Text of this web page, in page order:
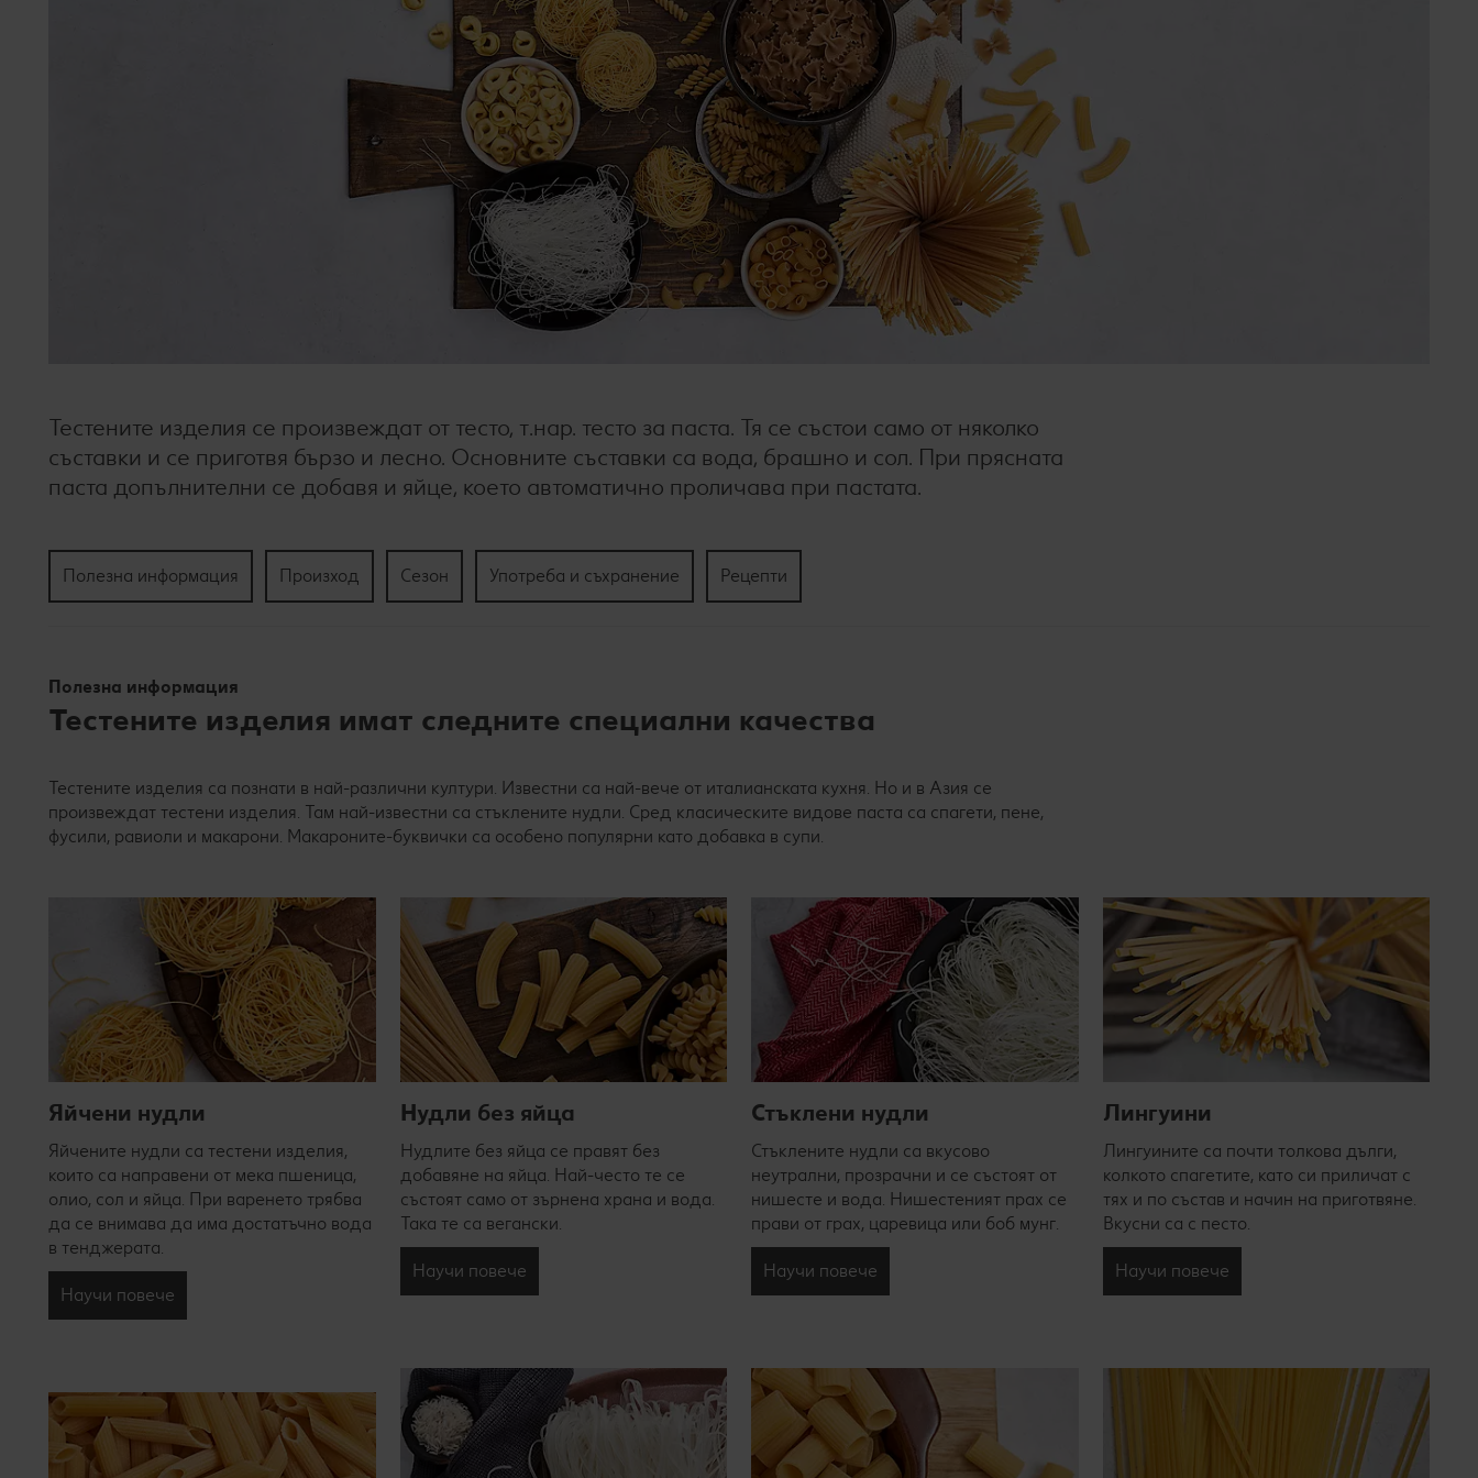
Тестените изделия се произвеждат от тесто, т.нар. тесто за паста. Тя се състои само от няколко
съставки и се приготвя бързо и лесно. Основните съставки са вода, брашно и сол. При прясната
паста допълнителни се добавя и яйце, което автоматично проличава при пастата.
Полезна информация Произход Сезон Употреба и съхранение Рецепти
Полезна информация
Тестените изделия имат следните специални качества
Тестените изделия са познати в най-различни култури. Известни са най-вече от италианската кухня. Но и в Азия се
произвеждат тестени изделия. Там най-известни са стъклените нудли. Сред класическите видове паста са спагети, пене,
фусили, равиоли и макарони. Макароните-буквички са особено популярни като добавка в супи.
Яйчени нудли
Яйчените нудли са тестени изделия,
които са направени от мека пшеница,
олио, сол и яйца. При варенето трябва
да се внимава да има достатъчно вода
в тенджерата.
Научи повече
Нудли без яйца
Нудлите без яйца се правят без
добавяне на яйца. Най-често те се
състоят само от зърнена храна и вода.
Така те са вегански.
Научи повече
Стъклени нудли
Стъклените нудли са вкусово
неутрални, прозрачни и се състоят от
нишесте и вода. Нишестеният прах се
прави от грах, царевица или боб мунг.
Научи повече
Лингуини
Лингуините са почти толкова дълги,
колкото спагетите, като си приличат с
тях и по състав и начин на приготвяне.
Вкусни са с песто.
Научи повече